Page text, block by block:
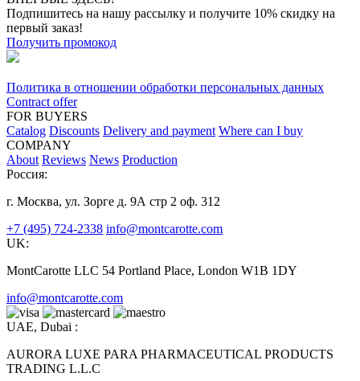
Подпишитесь на нашу рассылку и получите 10% скидку на
первый заказ!
Получить промокод
Политика в отношении обработки персональных данных
Contract offer
FOR BUYERS
Catalog Discounts Delivery and payment Where can I buy
COMPANY
About Reviews News Production
Россия:
г. Москва, ул. Зорге д. 9А стр 2 оф. 312
+7 (495) 724-2338 info@montcarotte.com
UK:
MontCarotte LLC 54 Portland Place, London W1B 1DY
info@montcarotte.com
UAE, Dubai :
AURORA LUXE PARA PHARMACEUTICAL PRODUCTS
TRADING L.L.C